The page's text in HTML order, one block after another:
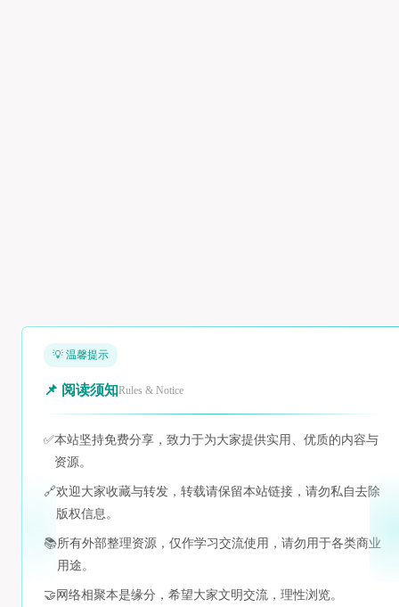
💡 温馨提示
📌 阅读须知Rules & Notice
✅本站坚持免费分享，致力于为大家提供实用、优质的内容与
资源。
🔗欢迎大家收藏与转发，转载请保留本站链接，请勿私自去除
版权信息。
📚所有外部整理资源，仅作学习交流使用，请勿用于各类商业
用途。
🤝 网络相聚本是缘分，希望大家文明交流，理性浏览。